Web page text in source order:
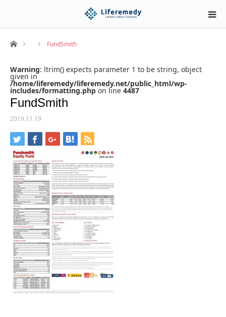
ホーム FundSmith
Warning: ltrim() expects parameter 1 to be string, object
given in
/home/liferemedy/liferemedy.net/public_html/wp-
includes/formatting.php on line 4487
FundSmith
2019.11.19